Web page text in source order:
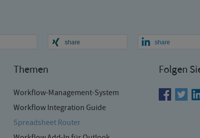
share share
Themen
Workflow-Management-System
Workflow Integration Guide
Spreadsheet Router
Folgen